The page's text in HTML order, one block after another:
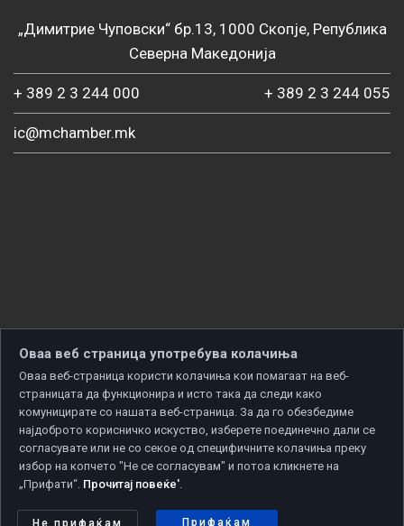
„Димитрие Чуповски“ бр.13, 1000 Скопје, Република
Северна Македонија
+ 389 2 3 244 000 + 389 2 3 244 055
ic@mchamber.mk
Copyright © 2026 Developed by
Политика за приватност | Политика за колачиња
Оваа веб страница употребува колачиња
Оваа веб-страница користи колачиња кои помагаат на веб-
страницата да функционира и исто така да следи како
комуницирате со нашата веб-страница. За да го обезбедиме
најдоброто корисничко искуство, изберете поединечно дали се
согласувате или не со секое од специфичните колачиња преку
избор на копчето "Не се согласувам" и потоа кликнете на
„Прифати“. Прочитај повеќе'.
Не прифаќам Прифаќам